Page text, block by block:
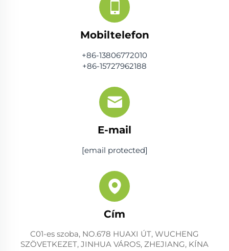
Mobiltelefon
+86-13806772010
+86-15727962188
E-mail
[email protected]
Cím
C01-es szoba, NO.678 HUAXI ÚT, WUCHENG
SZÖVETKEZET, JINHUA VÁROS, ZHEJIANG, KÍNA